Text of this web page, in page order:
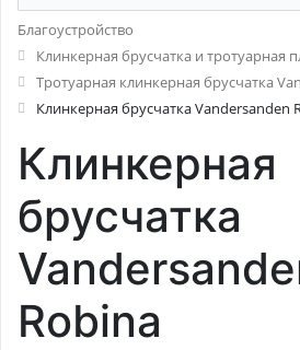
Благоустройство
Клинкерная брусчатка и тротуарная
Тротуарная клинкерная брусчатка
Клинкерная брусчатка Vandersanden
Клинкерная
брусчатка
Robina